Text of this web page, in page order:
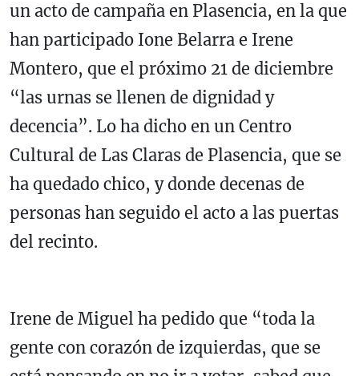
un acto de campaña en Plasencia, en la que
han participado Ione Belarra e Irene
Montero, que el próximo 21 de diciembre
“las urnas se llenen de dignidad y
decencia”. Lo ha dicho en un Centro
Cultural de Las Claras de Plasencia, que se
ha quedado chico, y donde decenas de
personas han seguido el acto a las puertas
del recinto.
Irene de Miguel ha pedido que “toda la
gente con corazón de izquierdas, que se